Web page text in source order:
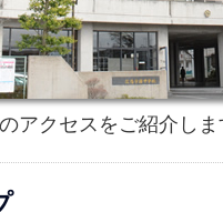
アクセスをご紹介しま